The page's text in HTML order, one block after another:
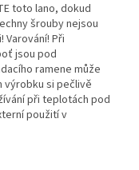
toto lano, dokud
šrouby nejsou
Při
jsou pod
ramene může
výrobku si pečlivě
při teplotách pod
použití v